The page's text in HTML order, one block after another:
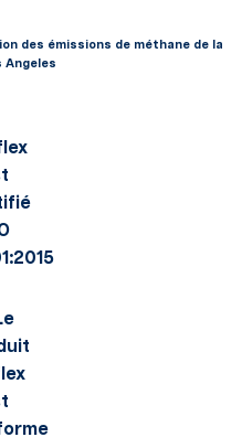
des émissions de méthane de la
Angeles